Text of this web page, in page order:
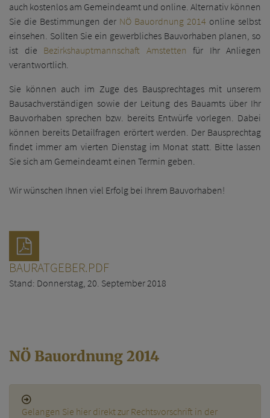
auch kostenlos am Gemeindeamt und online. Alternativ können
Sie die Bestimmungen der NÖ Bauordnung 2014 online selbst
einsehen. Sollten Sie ein gewerbliches Bauvorhaben planen, so
ist die Bezirkshauptmannschaft Amstetten für Ihr Anliegen
verantwortlich.
Sie können auch im Zuge des Bausprechtagesmit unserem
Bausachverständigen sowie der Leitung des Bauamts über Ihr
Bauvorhaben sprechen bzw. bereits Entwürfe vorlegen. Dabei
können bereits Detailfragen erörtert werden. Der Bausprechtag
findet immer am vierten Dienstag im Monat statt. Bitte lassen
Sie sich am Gemeindeamt einen Termin geben.
Wir wünschen Ihnen viel Erfolg bei Ihrem Bauvorhaben!
BAURATGEBER.PDF
Stand: Donnerstag, 20. September 2018
NÖ Bauordnung 2014
Gelangen Sie hier direkt zur Rechtsvorschrift in der